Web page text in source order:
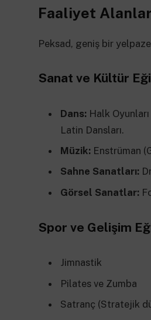
Faaliyet
Peksad, geniş bir
Sanat ve Kültür
Dans: Halk
Latin Dansları.
Müzik: Enstrüman
Sahne Sanatları:
Görsel Sanatlar:
Spor ve Gelişim
Jimnastik
Pilates ve Zumba
Satranç (Stratejik